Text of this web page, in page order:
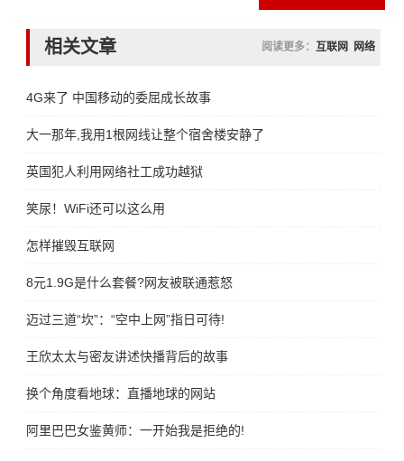
相关文章 阅读更多： 互联网 网络
4G来了 中国移动的委屈成长故事
大一那年,我用1根网线让整个宿舍楼安静了
英国犯人利用网络社工成功越狱
笑尿！WiFi还可以这么用
怎样摧毁互联网
8元1.9G是什么套餐?网友被联通惹怒
迈过三道“坎”：“空中上网”指日可待!
王欣太太与密友讲述快播背后的故事
换个角度看地球：直播地球的网站
阿里巴巴女鉴黄师：一开始我是拒绝的!